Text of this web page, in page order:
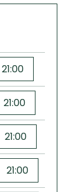
21:00
21:00
21:00
21:00